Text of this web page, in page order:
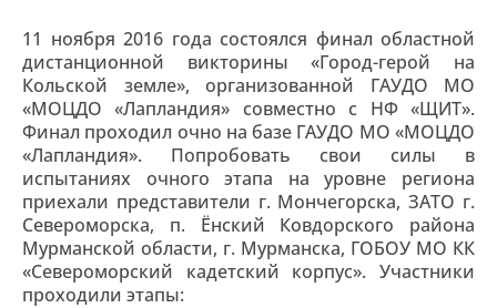
11 ноября 2016 года состоялся финал областной
дистанционной викторины «Город-герой на
Кольской земле», организованной ГАУДО МО
«МОЦДО «Лапландия» совместно с НФ «ЩИТ».
Финал проходил очно на базе ГАУДО МО «МОЦДО
«Лапландия». Попробовать свои силы в
испытаниях очного этапа на уровне региона
приехали представители г. Мончегорска, ЗАТО г.
Североморска, п. Ёнский Ковдорского района
Мурманской области, г. Мурманска, ГОБОУ МО КК
«Североморский кадетский корпус». Участники
проходили этапы: